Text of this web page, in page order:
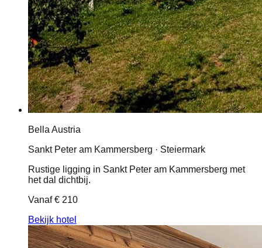
Bella Austria
Sankt Peter am Kammersberg · Steiermark
Rustige ligging in Sankt Peter am Kammersberg met
het dal dichtbij.
Vanaf€ 210
Bekijk hotel